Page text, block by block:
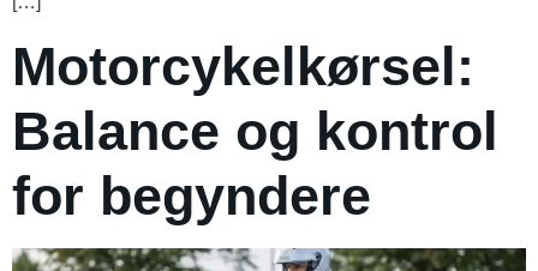
Motorcykelkørsel:
Balance og kontrol
for begyndere